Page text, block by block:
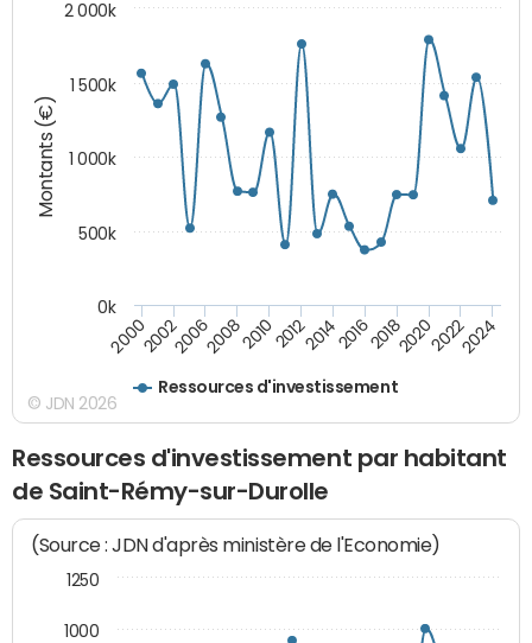
Montants (€)
Ressources d'investissement
200020022006200820102012201420162018202020222024
0k
500k
1 000k
1 500k
2 000k
© JDN 2026
Ressources d'investissement par habitant
de Saint-Rémy-sur-Durolle
(Source : JDN d'après ministère de l'Economie)
1000
1250